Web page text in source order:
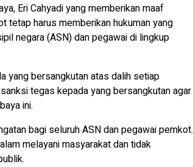
Eri Cahyadi yang memberikan maaf
tetap harus memberikan hukuman yang
negara (ASN) dan pegawai di lingkup
yang bersangkutan atas dalih setiap
tegas kepada yang bersangkutan agar
ini.
bagi seluruh ASN dan pegawai pemkot.
melayani masyarakat dan tidak